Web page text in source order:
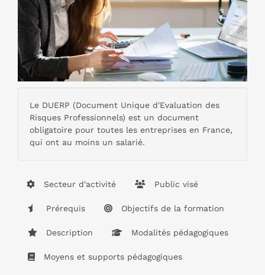
Le DUERP (Document Unique d'Evaluation des
Risques Professionnels) est un document
obligatoire pour toutes les entreprises en France,
qui ont au moins un salarié.
Secteur d'activité Public visé
Prérequis Objectifs de la formation
Description Modalités pédagogiques
Moyens et supports pédagogiques